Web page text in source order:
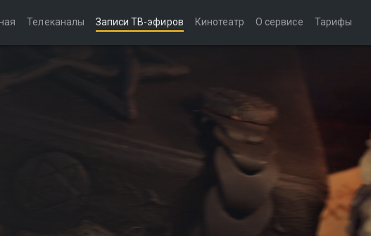
Телеканалы Записи ТВ-эфиров Кинотеатр О сервисе Тарифы